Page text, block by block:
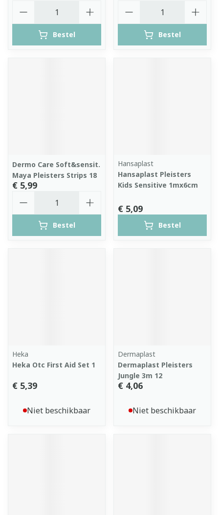
Bestel Bestel
Dermo Care Soft&sensit.
Maya Pleisters Strips 18
€ 5,99
Bestel
Hansaplast
Hansaplast Pleisters
Kids Sensitive 1mx6cm
€ 5,09
Bestel
Heka
Heka Otc First Aid Set 1
€ 5,39
Niet beschikbaar
Dermaplast
Dermaplast Pleisters
Jungle 3m 12
€ 4,06
Niet beschikbaar